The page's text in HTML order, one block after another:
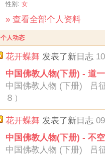
性别: 女
» 查看全部个人资料
个人动态
花开蝶舞 发表了新日志
中国佛教人物(下册) - 道
中国佛教人物 (下册)
８）
花开蝶舞 发表了新日志
中国佛教人物(下册) - 不
中国佛教人物 (下册) 吕